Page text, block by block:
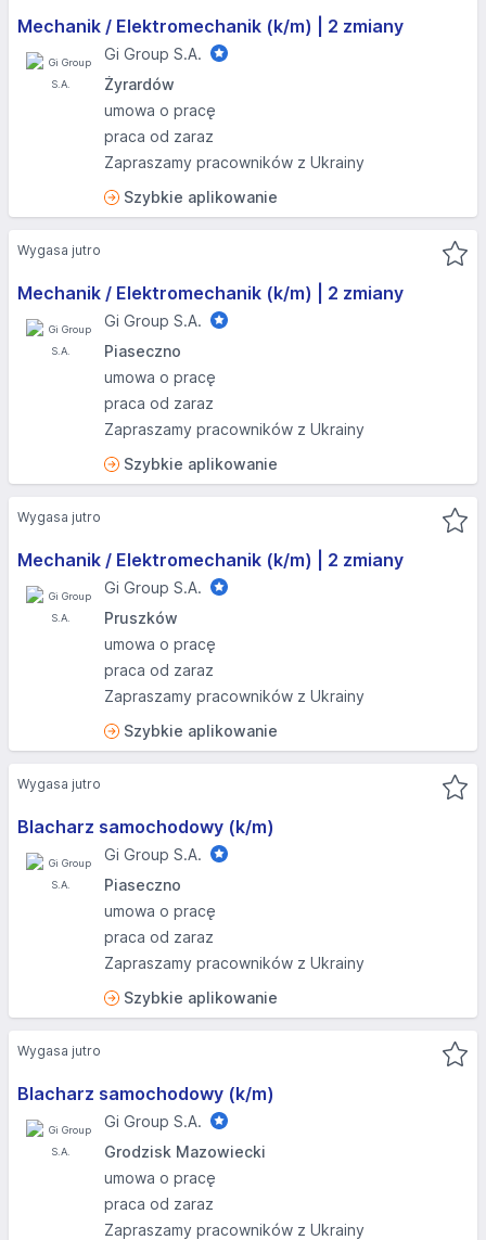
Mechanik / Elektromechanik (k/m) | 2 zmiany
Gi Group S.A.
Żyrardów
umowa o pracę
praca od zaraz
Zapraszamy pracowników z Ukrainy
Szybkie aplikowanie
Mechanik / Elektromechanik (k/m) | 2 zmiany
Gi Group S.A.
Piaseczno
umowa o pracę
praca od zaraz
Zapraszamy pracowników z Ukrainy
Szybkie aplikowanie
Wygasa jutro
Mechanik / Elektromechanik (k/m) | 2 zmiany
Gi Group S.A.
Pruszków
umowa o pracę
praca od zaraz
Zapraszamy pracowników z Ukrainy
Szybkie aplikowanie
Wygasa jutro
Blacharz samochodowy (k/m)
Gi Group S.A.
Piaseczno
umowa o pracę
praca od zaraz
Zapraszamy pracowników z Ukrainy
Szybkie aplikowanie
Wygasa jutro
Blacharz samochodowy (k/m)
Gi Group S.A.
Grodzisk Mazowiecki
umowa o pracę
praca od zaraz
Zapraszamy pracowników z Ukrainy
Wygasa jutro